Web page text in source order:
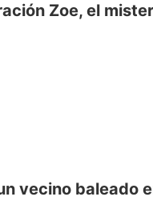
Zoe, el
vecino baleado